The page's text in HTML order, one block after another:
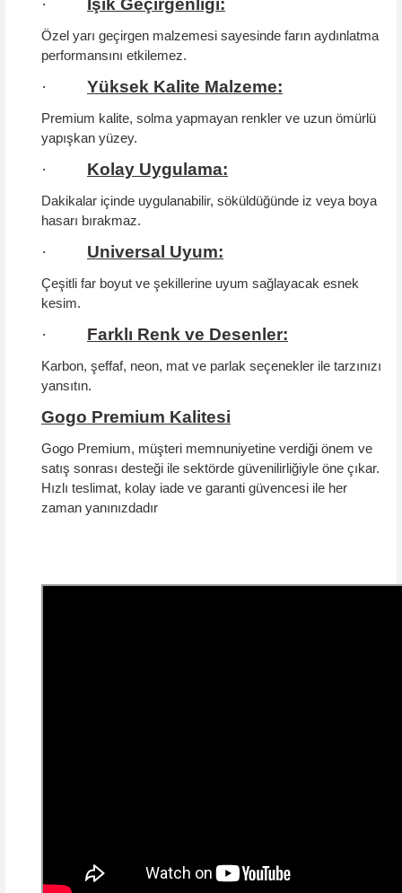
· Işık Geçirgenliği:
Özel yarı geçirgen malzemesi sayesinde farın aydınlatma
performansını etkilemez.
· Yüksek Kalite Malzeme:
Premium kalite, solma yapmayan renkler ve uzun ömürlü
yapışkan yüzey.
· Kolay Uygulama:
Dakikalar içinde uygulanabilir, söküldüğünde iz veya boya
hasarı bırakmaz.
· Universal Uyum:
Çeşitli far boyut ve şekillerine uyum sağlayacak esnek
kesim.
· Farklı Renk ve Desenler:
Karbon, şeffaf, neon, mat ve parlak seçenekler ile tarzınızı
yansıtın.
Gogo Premium Kalitesi
Gogo Premium, müşteri memnuniyetine verdiği önem ve
satış sonrası desteği ile sektörde güvenilirliğiyle öne çıkar.
Hızlı teslimat, kolay iade ve garanti güvencesi ile her
zaman yanınızdadır